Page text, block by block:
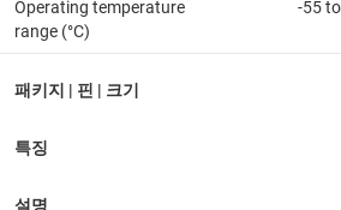
Operating temperature
range (°C)
-55